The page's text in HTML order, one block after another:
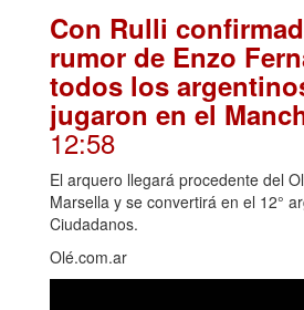
Con Rulli
rumor de Enzo
todos los
jugaron en el
12:58
El arquero llegará procedente del
Marsella y se convertirá en el 12°
Ciudadanos.
Olé.com.ar